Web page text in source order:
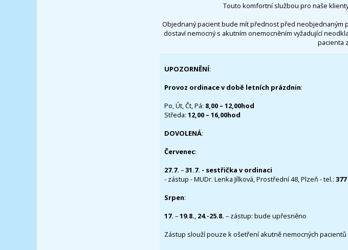
Touto komfortní službou pro naše
Objednaný pacient bude mít přednost před neobjednaným
dostaví nemocný s akutním onemocněním vyžadující
pacienta
UPOZORNĚNÍ:
Provoz ordinace v době letních prázdnin:
Po, Út, Čt, Pá: 8,00 – 12,00hod
Středa: 12,00 – 16,00hod
DOVOLENÁ:
Červenec:
27.7. –31.7. - sestřička v ordinaci
- zástup - MUDr. Lenka Jílková, Prostřední 48, Plzeň - tel.: 377
Srpen:
17. –19.8., 24.-25.8. – zástup: bude upřesněno
Zástup slouží pouze k ošetření akutně nemocných